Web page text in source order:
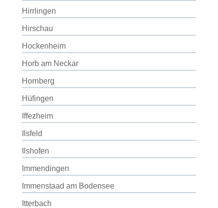
Hirrlingen
Hirschau
Hockenheim
Horb am Neckar
Hornberg
Hüfingen
Iffezheim
Ilsfeld
Ilshofen
Immendingen
Immenstaad am Bodensee
Itterbach